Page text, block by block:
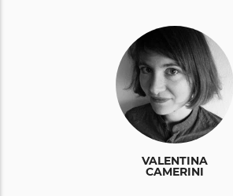
VALENTINA
CAMERINI